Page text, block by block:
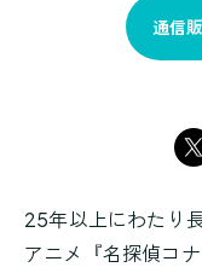
通信
25年以上にわたり
アニメ『名探偵コナ